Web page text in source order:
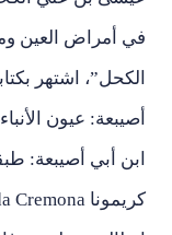
في أمراض العين
الكحل”، اشتهر